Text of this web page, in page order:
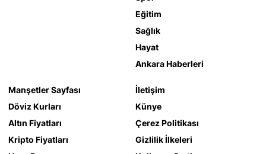
Eğitim
Sağlık
Hayat
Ankara Haberleri
Manşetler Sayfası
Döviz Kurları
Altın Fiyatları
Kripto Fiyatları
İletişim
Künye
Çerez Politikası
Gizlilik İlkeleri